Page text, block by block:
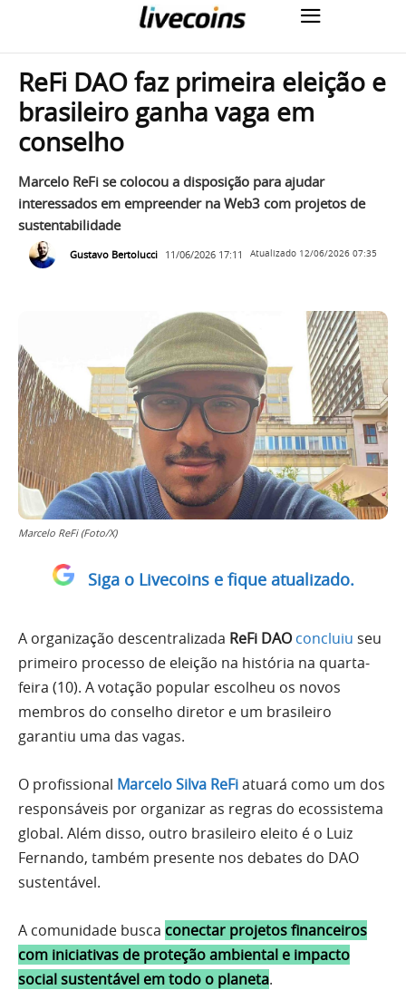
ReFi DAO faz primeira eleição e
brasileiro ganha vaga em
conselho
Marcelo ReFi se colocou a disposição para ajudar
interessados em empreender na Web3 com projetos de
sustentabilidade
Gustavo Bertolucci 11/06/2026 17:11 Atualizado 12/06/2026 07:35
Marcelo ReFi (Foto/X)
Siga o Livecoins e fique atualizado.
A organização descentralizada ReFi DAO concluiu seu
primeiro processo de eleição na história na quarta-
feira (10). A votação popular escolheu os novos
membros do conselho diretor e um brasileiro
garantiu uma das vagas.
O profissional Marcelo Silva ReFiatuará como um dos
responsáveis por organizar as regras do ecossistema
global. Além disso, outro brasileiro eleito é o Luiz
Fernando, também presente nos debates do DAO
sustentável.
A comunidade busca conectar projetos financeiros
com iniciativas de proteção ambiental e impacto
social sustentável em todo o planeta.